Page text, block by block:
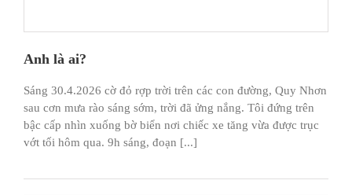
Anh là ai?
Sáng 30.4.2026 cờ đỏ rợp trời trên các con đường, Quy Nhơn
sau cơn mưa rào sáng sớm, trời đã ửng nắng. Tôi đứng trên
bậc cấp nhìn xuống bờ biển nơi chiếc xe tăng vừa được trục
vớt tối hôm qua. 9h sáng, đoạn [...]